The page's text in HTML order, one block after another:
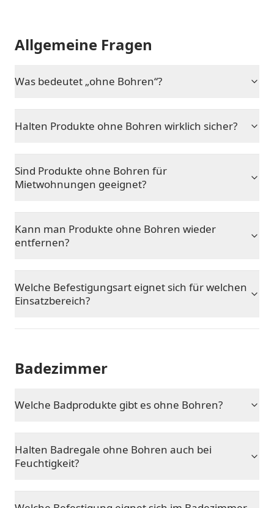
Allgemeine Fragen
Was bedeutet „ohne Bohren“?
Halten Produkte ohne Bohren wirklich sicher?
Sind Produkte ohne Bohren für
Mietwohnungen geeignet?
Kann man Produkte ohne Bohren wieder
entfernen?
Welche Befestigungsart eignet sich für welchen
Einsatzbereich?
Badezimmer
Welche Badprodukte gibt es ohne Bohren?
Halten Badregale ohne Bohren auch bei
Feuchtigkeit?